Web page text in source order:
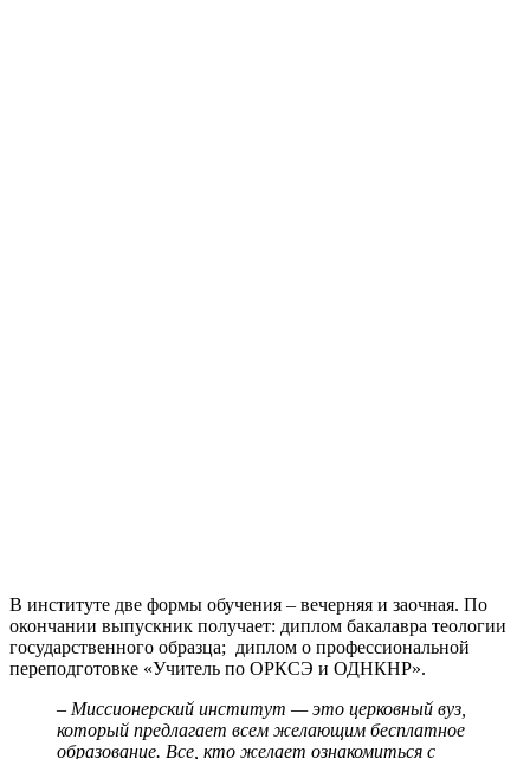
В институте две формы обучения – вечерняя и заочная. По
окончании выпускник получает: диплом бакалавра теологии
государственного образца; диплом о профессиональной
переподготовке «Учитель по ОРКСЭ и ОДНКНР».
– Миссионерский институт — это церковный вуз,
который предлагает всем желающим бесплатное
образование. Все, кто желает ознакомиться с